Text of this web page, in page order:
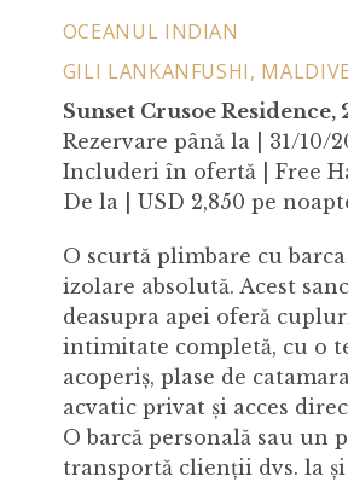
OCEANUL INDIAN
GILI LANKANFUSHI, MALDIVE
Sunset Crusoe Residence,
Rezervare până la | 31/10/
Includeri în ofertă | Free
De la | USD 2,850 pe
O scurtă plimbare cu
izolare absolută. Acest
deasupra apei oferă
intimitate completă, cu o
acoperiș, plase de
acvatic privat și acces
O barcă personală sau un
transportă clienții dvs. la și